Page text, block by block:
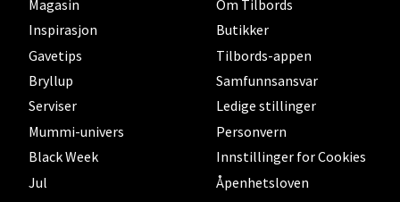
Magasin
Inspirasjon
Gavetips
Bryllup
Serviser
Mummi-univers
Black Week
Jul
Om Tilbords
Butikker
Tilbords-appen
Samfunnsansvar
Ledige stillinger
Personvern
Innstillinger for Cookies
Åpenhetsloven
Austbøvegen 16, 5542 Karmsund
Åpningstider ikke tilgjengelig
Velg
Stavanger og Sandnes - Kilden